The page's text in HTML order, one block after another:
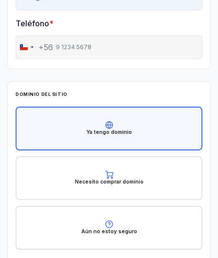
Teléfono*
C
l
e
6
+56
DOMINIO DEL SITIO
Ya tengo dominio
Necesito comprar dominio
Aún no estoy seguro